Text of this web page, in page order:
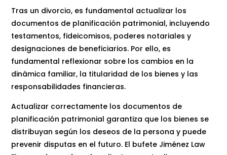
Tras un divorcio, es fundamental actualizar los
documentos de planificación patrimonial, incluyendo
testamentos, fideicomisos, poderes notariales y
designaciones de beneficiarios. Por ello, es
fundamental reflexionar sobre los cambios en la
dinámica familiar, la titularidad de los bienes y las
responsabilidades financieras.
Actualizar correctamente los documentos de
planificación patrimonial garantiza que los bienes se
distribuyan según los deseos de la persona y puede
prevenir disputas en el futuro. El bufete Jiménez Law